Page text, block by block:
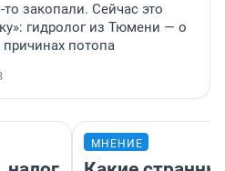
закопали. Сейчас это
гидролог из Тюмени — о
потопа
МНЕНИЕ